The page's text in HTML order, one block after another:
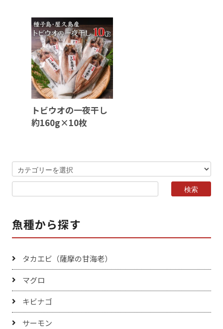
トビウオの一夜干し
約160g×10枚
魚種から探す
タカエビ（薩摩の甘海老）
マグロ
キビナゴ
サーモン